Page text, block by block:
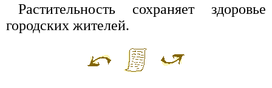
Растительность сохраняет здоровье
городских жителей.